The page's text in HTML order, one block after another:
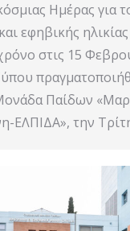
Ημέρας για
εφηβικής
στις 15
Παίδων
ΕΛΠΙΔΑ», την